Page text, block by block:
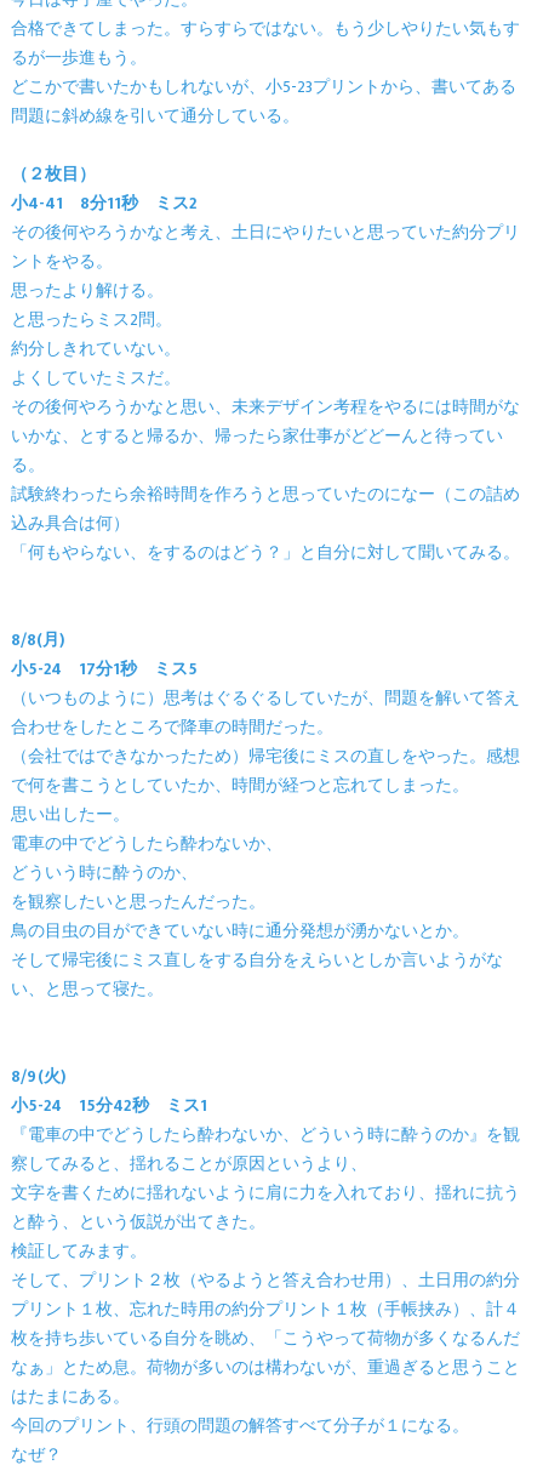
合格できてしまった。すらすらではない。もう少しやりたい気もす
るが一歩進もう。
どこかで書いたかもしれないが、小5-23プリントから、書いてある
問題に斜め線を引いて通分している。
（２枚目）
小4-41 8分11秒 ミス2
その後何やろうかなと考え、土日にやりたいと思っていた約分プリ
ントをやる。
思ったより解ける。
と思ったらミス2問。
約分しきれていない。
よくしていたミスだ。
その後何やろうかなと思い、未来デザイン考程をやるには時間がな
いかな、とすると帰るか、帰ったら家仕事がどどーんと待ってい
る。
試験終わったら余裕時間を作ろうと思っていたのになー（この詰め
込み具合は何）
「何もやらない、をするのはどう？」と自分に対して聞いてみる。
8/8(月)
小5-24 17分1秒 ミス5
（いつものように）思考はぐるぐるしていたが、問題を解いて答え
合わせをしたところで降車の時間だった。
（会社ではできなかったため）帰宅後にミスの直しをやった。感想
で何を書こうとしていたか、時間が経つと忘れてしまった。
思い出したー。
電車の中でどうしたら酔わないか、
どういう時に酔うのか、
を観察したいと思ったんだった。
鳥の目虫の目ができていない時に通分発想が湧かないとか。
そして帰宅後にミス直しをする自分をえらいとしか言いようがな
い、と思って寝た。
8/9(火)
小5-24 15分42秒 ミス1
『電車の中でどうしたら酔わないか、どういう時に酔うのか』を観
察してみると、揺れることが原因というより、
文字を書くために揺れないように肩に力を入れており、揺れに抗う
と酔う、という仮説が出てきた。
検証してみます。
そして、プリント２枚（やるようと答え合わせ用）、土日用の約分
プリント１枚、忘れた時用の約分プリント１枚（手帳挟み）、計４
枚を持ち歩いている自分を眺め、「こうやって荷物が多くなるんだ
なぁ」とため息。荷物が多いのは構わないが、重過ぎると思うこと
はたまにある。
今回のプリント、行頭の問題の解答すべて分子が１になる。
なぜ？